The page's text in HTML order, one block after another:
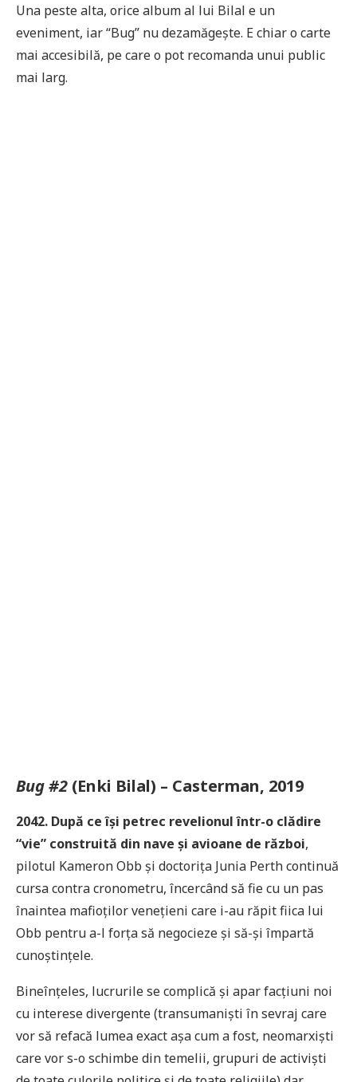
Una peste alta, orice album al lui Bilal e un
eveniment, iar “Bug” nu dezamăgește. E chiar o carte
mai accesibilă, pe care o pot recomanda unui public
mai larg.
Bug #2 (Enki Bilal) – Casterman, 2019
2042. După ce își petrec revelionul într-o clădire
“vie” construită din nave și avioane de război,
pilotul Kameron Obb și doctorița Junia Perth continuă
cursa contra cronometru, încercând să fie cu un pas
înaintea mafioților venețieni care i-au răpit fiica lui
Obb pentru a-l forța să negocieze și să-și împartă
cunoștințele.
Bineînțeles, lucrurile se complică și apar facțiuni noi
cu interese divergente (transumaniști în sevraj care
vor să refacă lumea exact așa cum a fost, neomarxiști
care vor s-o schimbe din temelii, grupuri de activiști